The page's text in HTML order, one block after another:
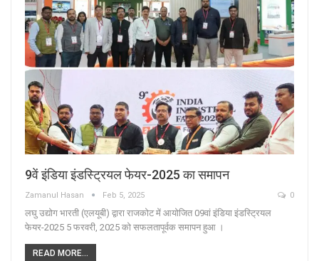
9वें इंडिया इंडस्ट्रियल फेयर-2025 का समापन
Zamanul Hasan Feb 5, 2025 0
लघु उद्योग भारती (एलयूबी) द्वारा राजकोट में आयोजित 09वां इंडिया इंडस्ट्रियल
फेयर-2025 5 फरवरी, 2025 को सफलतापूर्वक समापन हुआ ।
READ MORE...